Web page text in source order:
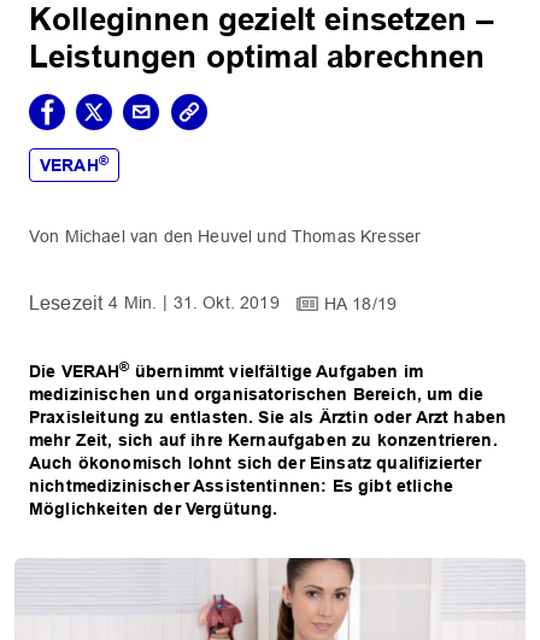
Kolleginnen gezielt einsetzen –
Leistungen optimal abrechnen
VERAH®
Michael van den Heuvel Thomas Kresser
4 Min. 31. Okt. 2019 HA 18/19
Die VERAH®übernimmt vielfältige Aufgaben im
medizinischen und organisatorischen Bereich, um die
Praxisleitung zu entlasten. Sie als Ärztin oder Arzt haben
mehr Zeit, sich auf ihre Kernaufgaben zu konzentrieren.
Auch ökonomisch lohnt sich der Einsatz qualifizierter
nichtmedizinischer Assistentinnen: Es gibt etliche
Möglichkeiten der Vergütung.